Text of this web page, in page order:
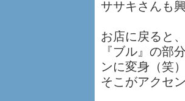
ササキさんも
お店に戻ると
『ブル』の部
ンに変身（笑
そこがアクセ